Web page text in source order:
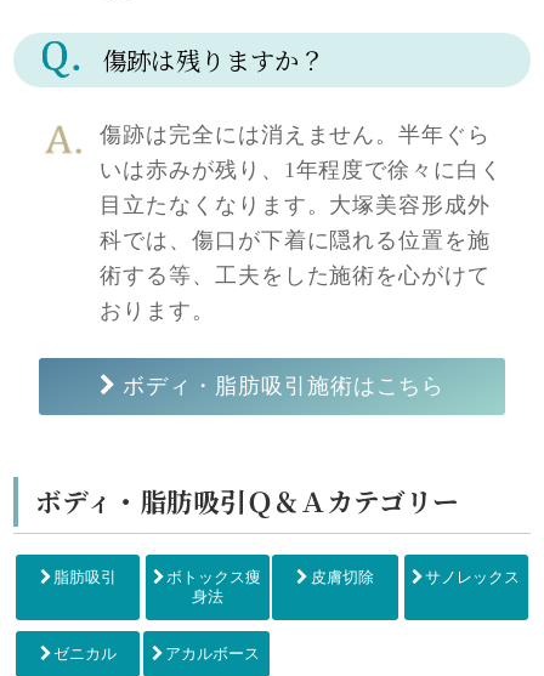
傷跡は残りますか？
傷跡は完全には消えません。半年ぐら
いは赤みが残り、1年程度で徐々に白く
目立たなくなります。大塚美容形成外
科では、傷口が下着に隠れる位置を施
術する等、工夫をした施術を心がけて
おります。
ボディ・脂肪吸引施術はこちら
ボディ・脂肪吸引Ｑ＆Ａカテゴリー
脂肪吸引
ボトックス痩
身法
皮膚切除 サノレックス
ゼニカル アカルボース